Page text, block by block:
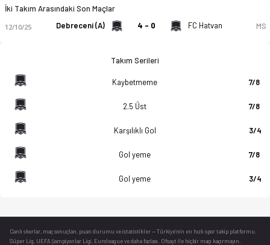
İki Takım Arasındaki Son Maçlar
12/10/25 Debreceni (A) 4 - 0 FC Hatvan MS
Takım Serileri
Kaybetmeme 7/8
2.5 Üst 7/8
Karşılıklı Gol 3/4
Gol yeme 7/8
Gol yeme 3/4
Canlı skorlar , maç sonuçları, puan durumu ve istatistikler — Türkiye’nin en hızlı spor takip platformu.
Süper Lig, UEFA Şampiyonlar Ligi, Euroleague ve daha fazlası. Ofsayt ile hiçbir maçı kaçırmayın.